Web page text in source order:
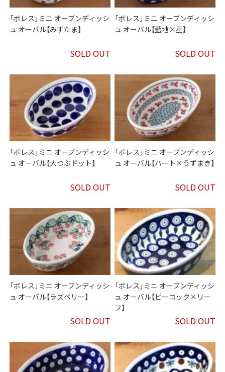
「ボレス」ミニ オーブンディッシ
ュ オーバル【みずたま】
SOLD OUT
「ボレス」ミニ オーブンディッシ
ュ オーバル【藍地×星】
SOLD OUT
「ボレス」ミニ オーブンディッシ
ュ オーバル【大つぶドット】
SOLD OUT
「ボレス」ミニ オーブンディッシ
ュ オーバル【ハート×うずまき】
SOLD OUT
「ボレス」ミニ オーブンディッシ
ュ オーバル【ラズベリー】
SOLD OUT
「ボレス」ミニ オーブンディッシ
ュ オーバル【ピーコック×リー
フ】
SOLD OUT